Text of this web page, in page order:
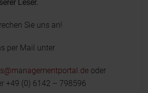
Leser.
Sie uns an!
per Mail unter
oder
+49 (0) 6142 – 798596